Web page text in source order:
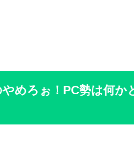
めろぉ！PC勢は何か